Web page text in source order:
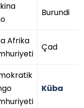
Burundi
Afrika
Çad
Küba